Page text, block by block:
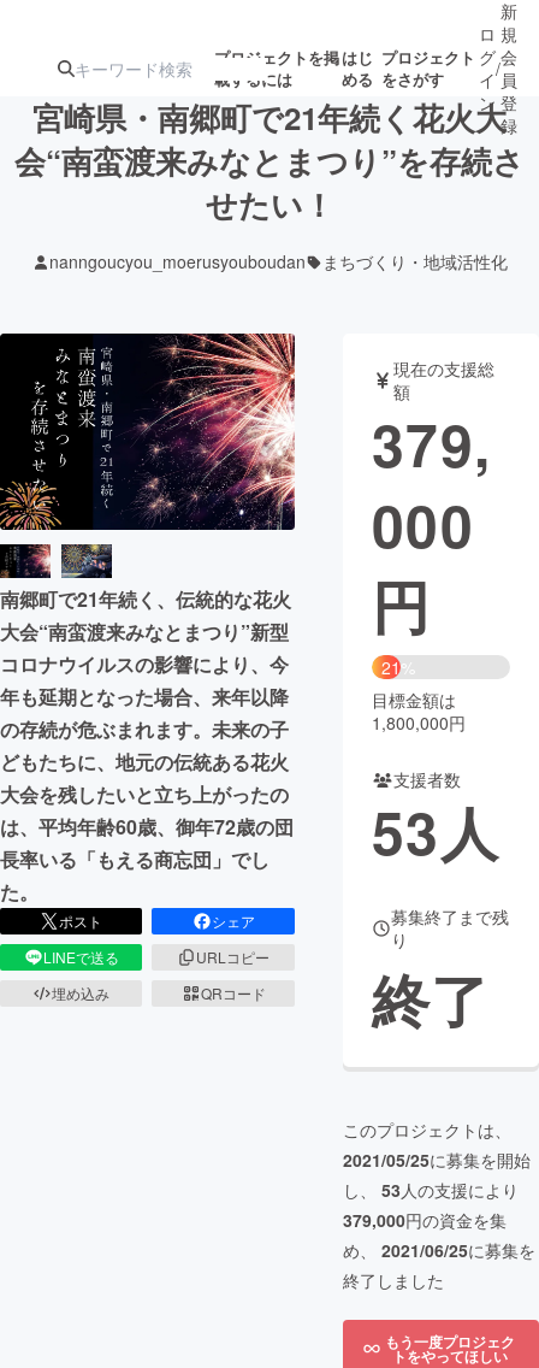
プロジェクトを掲
載するには
はじ
める
プロジェクト
をさがす
注目の新着プロ 募集終了が近いプ
テクノロジー・ガジェット
映像・映画 書籍・雑誌
ビジネス・起業 チャレンジ
まちづくり・地域活性化
CAMPFIRE for Social Good
CAMPFIRE Creation
CAMPFIREふるさと納税machi-ya コミュニティ
ロ
グ
イ
ン
/
新
規
会
員
登
録
宮崎県・南郷町で21年続く花火大
会“南蛮渡来みなとまつり”を存続さ
せたい！
nanngoucyou_moerusyouboudan まちづくり・地域活性化
南郷町で21年続く、伝統的な花火
大会“南蛮渡来みなとまつり”新型
コロナウイルスの影響により、今
年も延期となった場合、来年以降
の存続が危ぶまれます。未来の子
どもたちに、地元の伝統ある花火
大会を残したいと立ち上がったの
は、平均年齢60歳、御年72歳の団
長率いる「もえる商忘団」でし
た。
ポスト
シェア
LINEで送る
URLコピー
埋め込み
QRコード
現在の支援総
額
379,
000
円
21%
目標金額は
1,800,000円
支援者数
53人
募集終了まで残
り
終了
このプロジェクトは、
2021/05/25に募集を開始
し、 53人の支援により
379,000円の資金を集
め、 2021/06/25に募集を
終了しました
もう一度プロジェク
トをやってほしい